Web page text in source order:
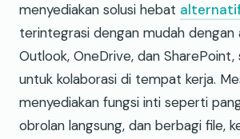
menyediakan solusi hebat
terintegrasi dengan mudah dengan
Outlook, OneDrive, dan SharePoint,
untuk kolaborasi di tempat kerja.
menyediakan fungsi inti seperti
obrolan langsung, dan berbagi file,